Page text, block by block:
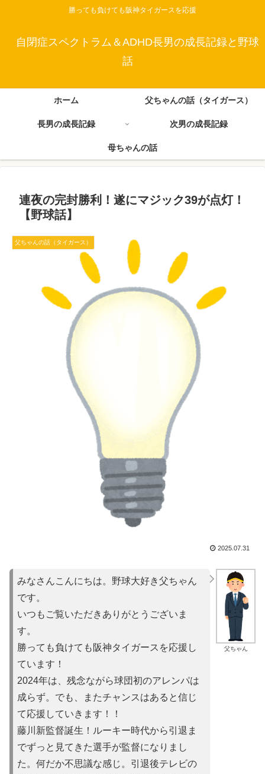
勝っても負けても阪神タイガースを応援
自閉症スペクトラム＆ADHD長男の成長記録と野球
話
ホーム 父ちゃんの話（タイガース）
長男の成長記録 次男の成長記録
母ちゃんの話
連夜の完封勝利！遂にマジック39が点灯！
【野球話】
父ちゃんの話（タイガース）
2025.07.31
父ちゃん
みなさんこんにちは。野球大好き父ちゃん
です。
いつもご覧いただきありがとうございま
す。
勝っても負けても阪神タイガースを応援し
ています！
2024年は、残念ながら球団初のアレンパは
成らず。でも、またチャンスはあると信じ
て応援していきます！！
藤川新監督誕生！ルーキー時代から引退ま
でずっと見てきた選手が監督になりまし
た。何だか不思議な感じ。引退後テレビの